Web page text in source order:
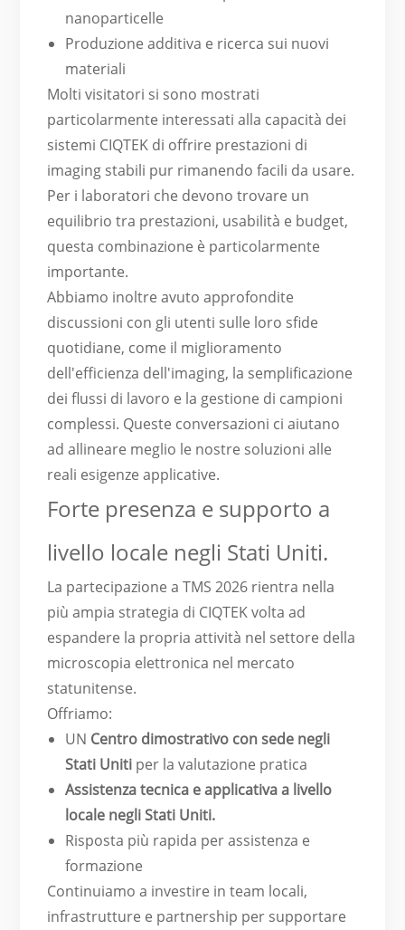
nanoparticelle
Produzione additiva e ricerca sui nuovi
materiali
Molti visitatori si sono mostrati
particolarmente interessati alla capacità dei
sistemi CIQTEK di offrire prestazioni di
imaging stabili pur rimanendo facili da usare.
Per i laboratori che devono trovare un
equilibrio tra prestazioni, usabilità e budget,
questa combinazione è particolarmente
importante.
Abbiamo inoltre avuto approfondite
discussioni con gli utenti sulle loro sfide
quotidiane, come il miglioramento
dell'efficienza dell'imaging, la semplificazione
dei flussi di lavoro e la gestione di campioni
complessi. Queste conversazioni ci aiutano
ad allineare meglio le nostre soluzioni alle
reali esigenze applicative.
Forte presenza e supporto a
livello locale negli Stati Uniti.
La partecipazione a TMS 2026 rientra nella
più ampia strategia di CIQTEK volta ad
espandere la propria attività nel settore della
microscopia elettronica nel mercato
statunitense.
Offriamo:
UN Centro dimostrativo con sede negli
Stati Uniti per la valutazione pratica
Assistenza tecnica e applicativa a livello
locale negli Stati Uniti.
Risposta più rapida per assistenza e
formazione
Continuiamo a investire in team locali,
infrastrutture e partnership per supportare